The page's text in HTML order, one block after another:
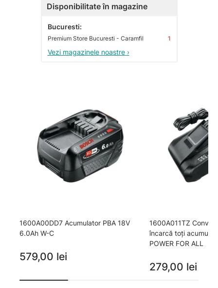
Disponibilitate în magazine
Bucuresti:
Premium Store Bucuresti - Caramfil 1
Vezi magazinele noastre ›
1600A00DD7 Acumulator PBA 18V
6.0Ah W-C
579,00 lei
1600A011TZ
încarcă toţi
POWER FOR ALL
279,00 lei